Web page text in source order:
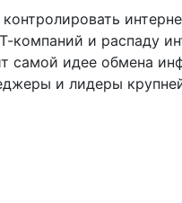
компаний и распаду
самой идее обмена
и лидеры